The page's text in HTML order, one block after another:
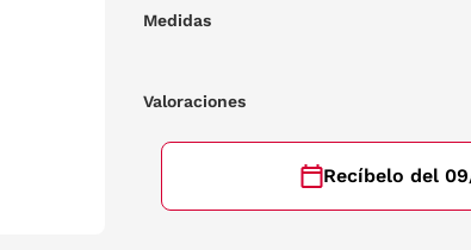
Medidas
Valoraciones
Recíbelo del